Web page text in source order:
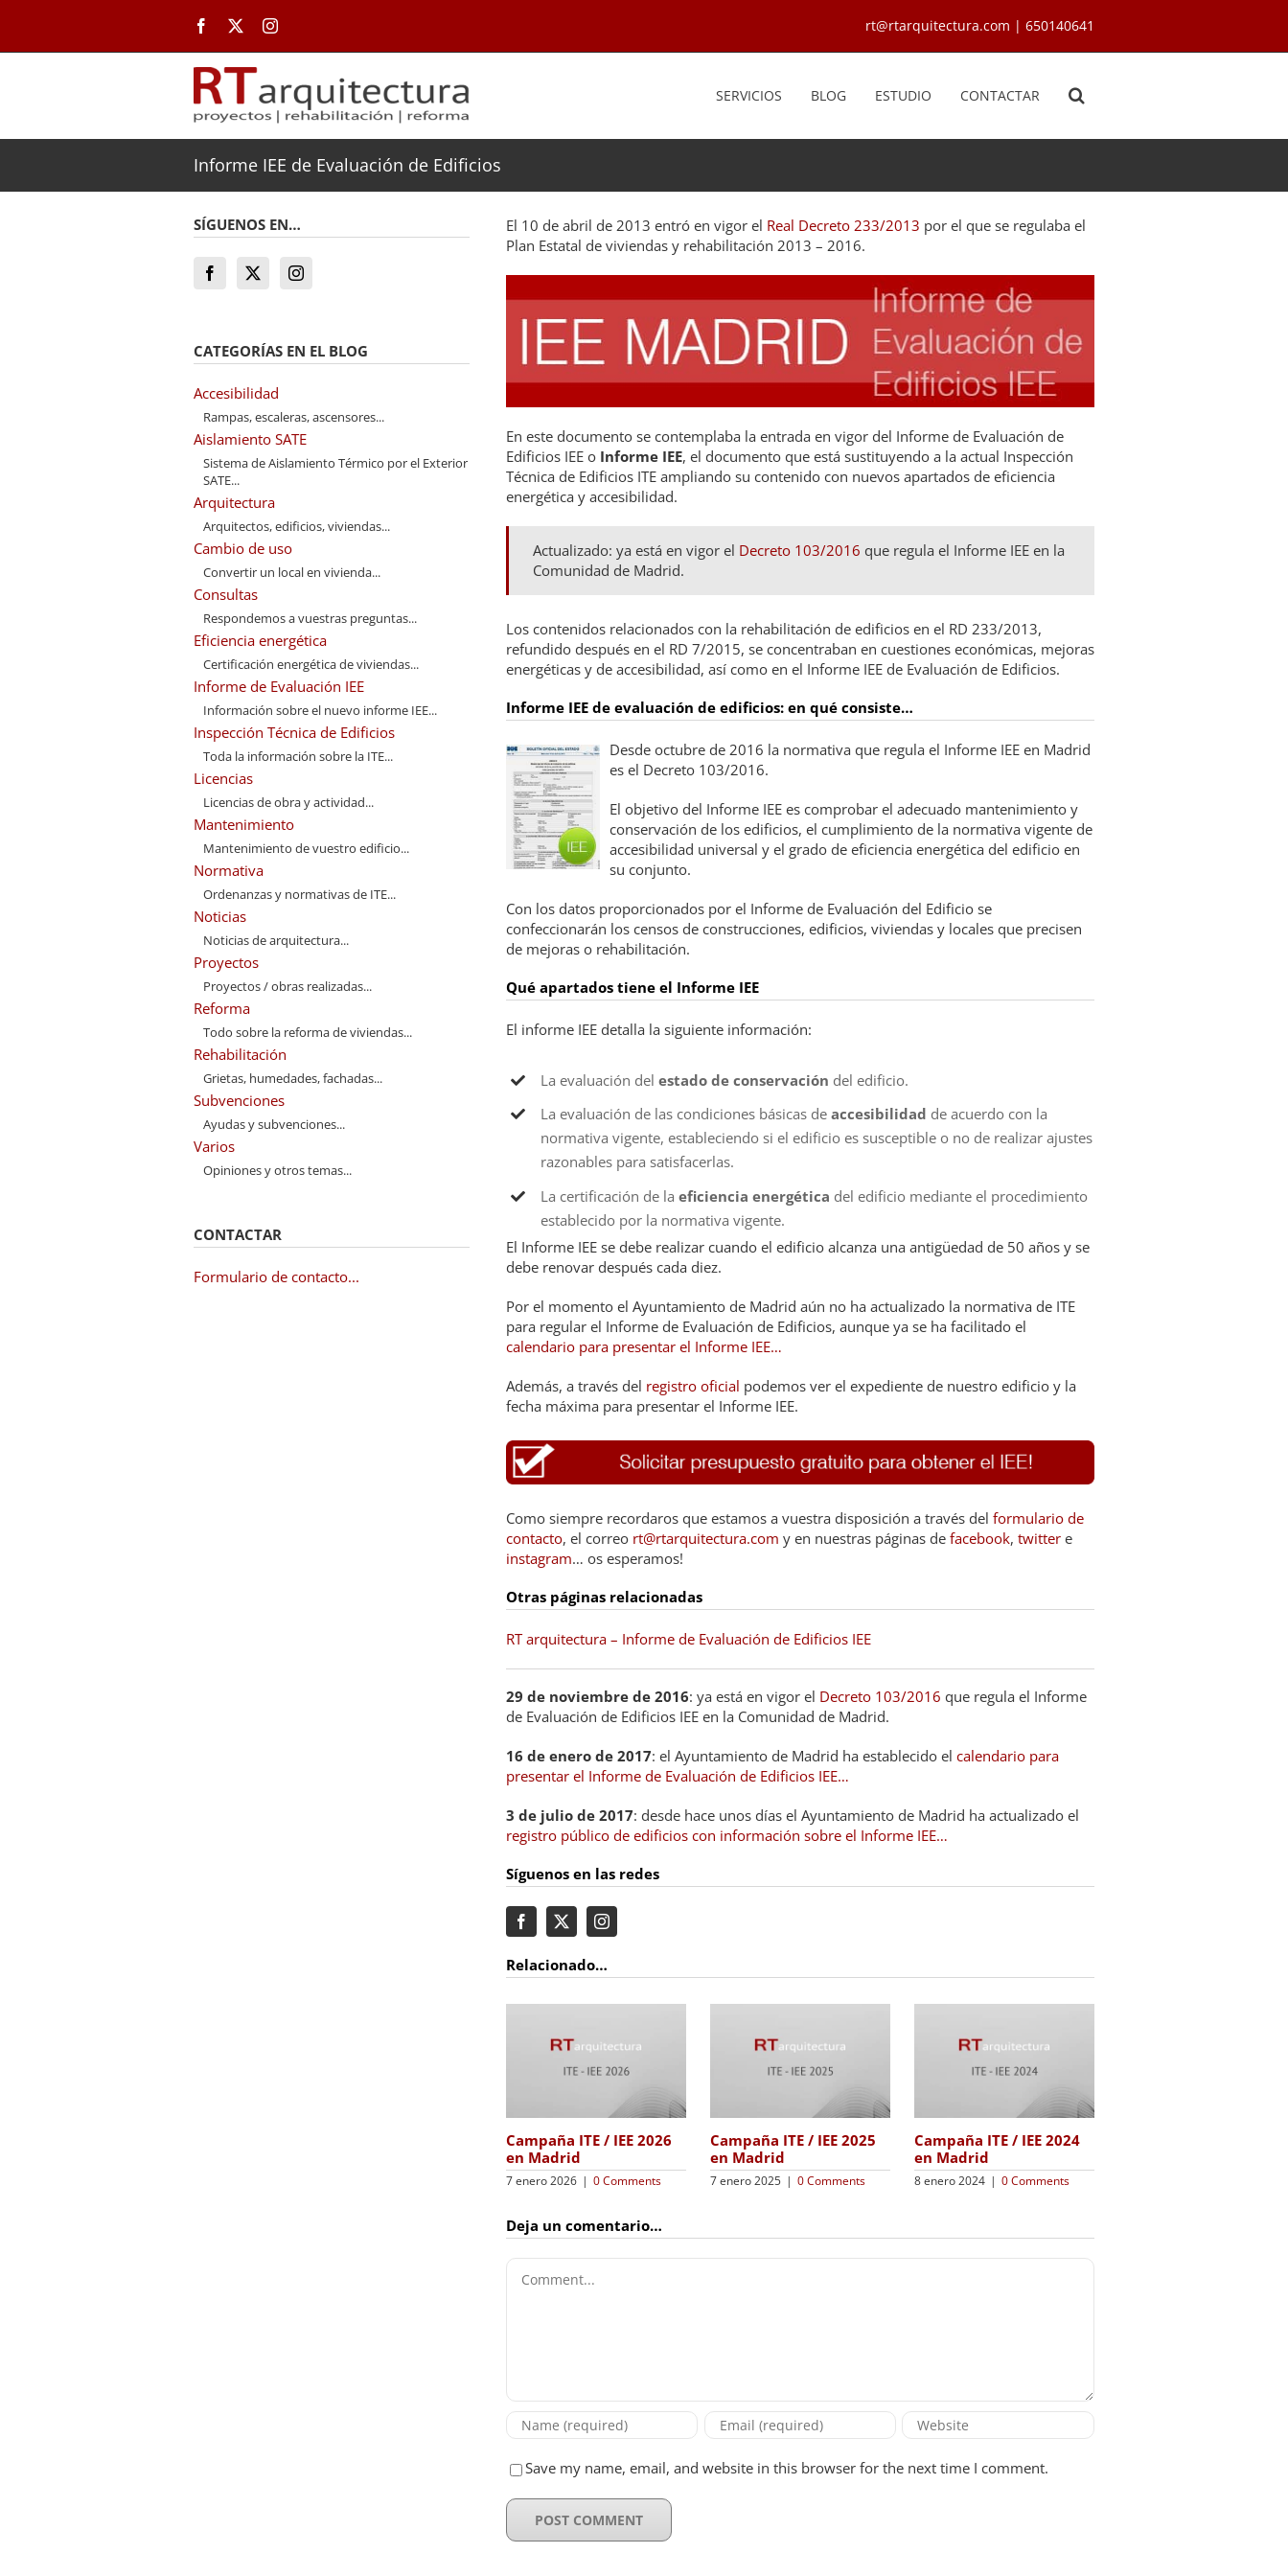
contenido
rt@rtarquitectura.com | 650140641
SERVICIOS BLOG ESTUDIO CONTACTAR
Informe IEE de Evaluación de Edificios
SÍGUENOS EN…
CATEGORÍAS EN EL BLOG
Accesibilidad
Rampas, escaleras, ascensores...
Aislamiento SATE
Sistema de Aislamiento Térmico por el Exterior
SATE...
Arquitectura
Arquitectos, edificios, viviendas...
Cambio de uso
Convertir un local en vivienda...
Consultas
Respondemos a vuestras preguntas...
Eficiencia energética
Certificación energética de viviendas...
Informe de Evaluación IEE
Información sobre el nuevo informe IEE...
Inspección Técnica de Edificios
Toda la información sobre la ITE...
Licencias
Licencias de obra y actividad...
Mantenimiento
Mantenimiento de vuestro edificio...
Normativa
Ordenanzas y normativas de ITE...
Noticias
Noticias de arquitectura...
Proyectos
Proyectos / obras realizadas...
Reforma
Todo sobre la reforma de viviendas...
Rehabilitación
Grietas, humedades, fachadas...
Subvenciones
Ayudas y subvenciones...
Varios
Opiniones y otros temas...
CONTACTAR
Formulario de contacto...
El 10 de abril de 2013 entró en vigor el Real Decreto 233/2013 por el que se regulaba el
Plan Estatal de viviendas y rehabilitación 2013 – 2016.
En este documento se contemplaba la entrada en vigor del Informe de Evaluación de
Edificios IEE o Informe IEE, el documento que está sustituyendo a la actual Inspección
Técnica de Edificios ITE ampliando su contenido con nuevos apartados de eficiencia
energética y accesibilidad.
Actualizado: ya está en vigor el Decreto 103/2016 que regula el Informe IEE en la
Comunidad de Madrid.
Los contenidos relacionados con la rehabilitación de edificios en el RD 233/2013,
refundido después en el RD 7/2015, se concentraban en cuestiones económicas, mejoras
energéticas y de accesibilidad, así como en el Informe IEE de Evaluación de Edificios.
Informe IEE de evaluación de edificios: en qué consiste…
Desde octubre de 2016 la normativa que regula el Informe IEE en Madrid
es el Decreto 103/2016.
El objetivo del Informe IEE es comprobar el adecuado mantenimiento y
conservación de los edificios, el cumplimiento de la normativa vigente de
accesibilidad universal y el grado de eficiencia energética del edificio en
su conjunto.
Con los datos proporcionados por el Informe de Evaluación del Edificio se
confeccionarán los censos de construcciones, edificios, viviendas y locales que precisen
de mejoras o rehabilitación.
Qué apartados tiene el Informe IEE
El informe IEE detalla la siguiente información:
La evaluación del estado de conservación del edificio.
La evaluación de las condiciones básicas de accesibilidad de acuerdo con la
normativa vigente, estableciendo si el edificio es susceptible o no de realizar ajustes
razonables para satisfacerlas.
La certificación de la eficiencia energética del edificio mediante el procedimiento
establecido por la normativa vigente.
El Informe IEE se debe realizar cuando el edificio alcanza una antigüedad de 50 años y se
debe renovar después cada diez.
Por el momento el Ayuntamiento de Madrid aún no ha actualizado la normativa de ITE
para regular el Informe de Evaluación de Edificios, aunque ya se ha facilitado el
calendario para presentar el Informe IEE…
Además, a través del registro oficial podemos ver el expediente de nuestro edificio y la
fecha máxima para presentar el Informe IEE.
Como siempre recordaros que estamos a vuestra disposición a través del formulario de
contacto, el correo rt@rtarquitectura.com y en nuestras páginas de facebook, twittere
instagram… os esperamos!
Otras páginas relacionadas
RT arquitectura – Informe de Evaluación de Edificios IEE
29 de noviembre de 2016: ya está en vigor el Decreto 103/2016 que regula el Informe
de Evaluación de Edificios IEE en la Comunidad de Madrid.
16 de enero de 2017: el Ayuntamiento de Madrid ha establecido el calendario para
presentar el Informe de Evaluación de Edificios IEE…
3 de julio de 2017: desde hace unos días el Ayuntamiento de Madrid ha actualizado el
registro público de edificios con información sobre el Informe IEE…
Síguenos en las redes
Relacionado…
Campaña ITE / IEE 2025
en Madrid
7 enero 2025 | 0 Comments
Campaña ITE / IEE 2024
en Madrid
8 enero 2024 | 0 Comments
Actualizamos el
contenido sobre la ITE /
IEE en 2024
Deja un comentario…
Comment
Save my name, email, and website in this browser for the next time I comment.